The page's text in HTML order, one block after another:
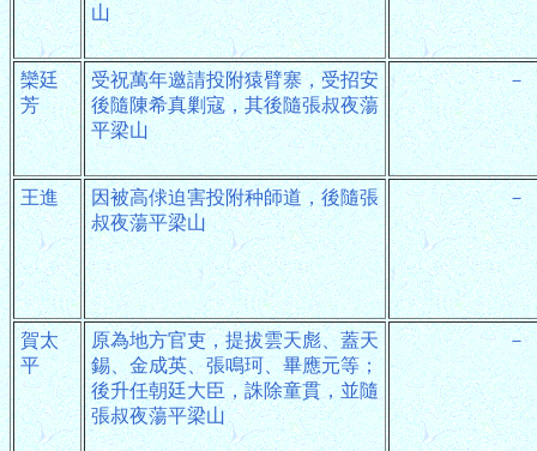
山
欒廷
芳
受祝萬年邀請投附猿臂寨，受招安
後隨陳希真剿寇，其後隨張叔夜蕩
平梁山
－
王進
因被高俅迫害投附种師道，後隨張
叔夜蕩平梁山
－
賀太
平
原為地方官吏，提拔雲天彪、蓋天
錫、金成英、張鳴珂、畢應元等；
後升任朝廷大臣，誅除童貫，並隨
張叔夜蕩平梁山
－